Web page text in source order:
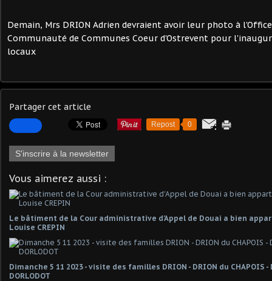
Demain, Mrs DRION Adrien devraient avoir leur photo à
Communauté de Communes Coeur d'Ostrevent pour
locaux
Partager cet article
Repost 0
S'inscrire à la newsletter
Vous aimerez aussi :
Le bâtiment de la Cour administrative d'Appel de Douai a bien
Louise CREPIN
Dimanche 5 11 2023 - visite des familles DRION - DRION du CHAPOIS -
DORLODOT